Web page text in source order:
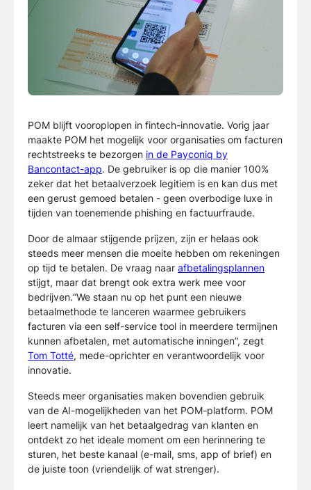
POM blijft vooroplopen in fintech-innovatie. Vorig jaar
maakte POM het mogelijk voor organisaties om facturen
rechtstreeks te bezorgen in de Payconiq by
Bancontact-app. De gebruiker is op die manier 100%
zeker dat het betaalverzoek legitiem is en kan dus met
een gerust gemoed betalen - geen overbodige luxe in
tijden van toenemende phishing en factuurfraude.
Door de almaar stijgende prijzen, zijn er helaas ook
steeds meer mensen die moeite hebben om rekeningen
op tijd te betalen. De vraag naar afbetalingsplannen
stijgt, maar dat brengt ook extra werk mee voor
bedrijven.“We staan nu op het punt een nieuwe
betaalmethode te lanceren waarmee gebruikers
facturen via een self-service tool in meerdere termijnen
kunnen afbetalen, met automatische inningen”, zegt
Tom Totté, mede-oprichter en verantwoordelijk voor
innovatie.
Steeds meer organisaties maken bovendien gebruik
van de AI-mogelijkheden van het POM-platform. POM
leert namelijk van het betaalgedrag van klanten en
ontdekt zo het ideale moment om een herinnering te
sturen, het beste kanaal (e-mail, sms, app of brief) en
de juiste toon (vriendelijk of wat strenger).